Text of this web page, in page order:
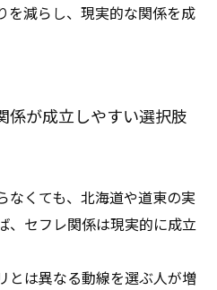
を減らし、現実的な関係を成
係が成立しやすい選択肢
なくても、北海道や道東の実
、セフレ関係は現実的に成立
とは異なる動線を選ぶ人が増